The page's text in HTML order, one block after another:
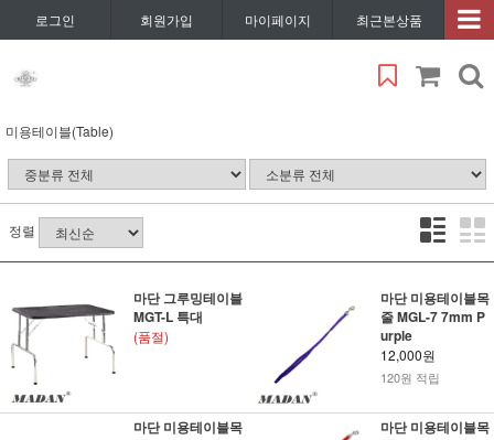
로그인 회원가입 마이페이지 최근본상품
미용테이블(Table)
정렬
마단 그루밍테이블
MGT-L 특대
(품절)
마단 미용테이블목
줄 MGL-7 7mm P
urple
12,000원
120원 적립
마단 미용테이블목
마단 미용테이블목